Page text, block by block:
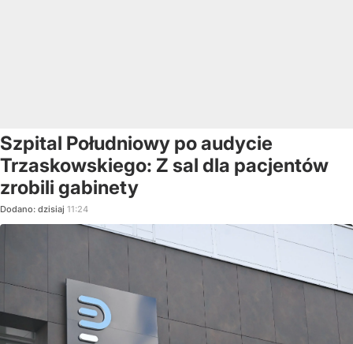
Szpital Południowy po audycie
Trzaskowskiego: Z sal dla pacjentów
zrobili gabinety
Dodano: dzisiaj 11:24